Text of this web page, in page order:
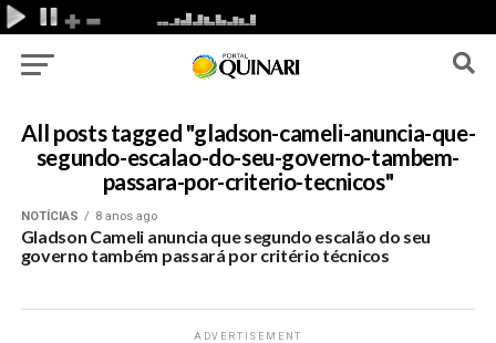
All posts tagged "gladson-cameli-anuncia-que-
segundo-escalao-do-seu-governo-tambem-
passara-por-criterio-tecnicos"
NOTÍCIAS 8 anos ago
Gladson Cameli anuncia que segundo escalão do seu
governo também passará por critério técnicos
ADVERTISEMENT